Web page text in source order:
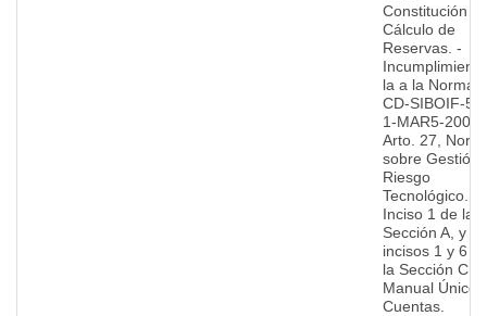
Constitución y
Cálculo de
Reservas. -
la a la Norma
CD-SIBOIF-
1-MAR5-2008.
Arto. 27,
sobre Gestión
Riesgo
Tecnológico. -
Inciso 1 de la
Sección A, y
incisos 1 y 6
la Sección C,
Manual Único
Cuentas.